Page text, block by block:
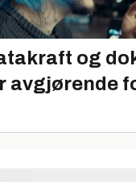
og
avgjørende